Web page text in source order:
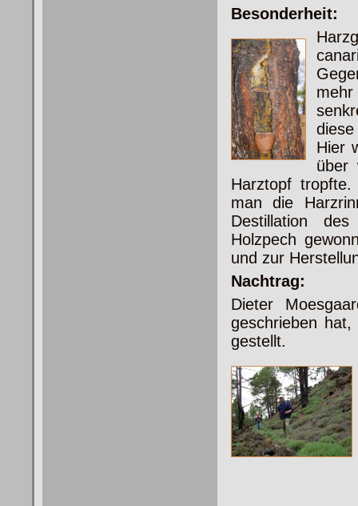
Besonderheit:
Hier
über
Harztopf
man die
Destillation
Holzpech
und zur
Nachtrag:
Dieter
geschrieben
gestellt.